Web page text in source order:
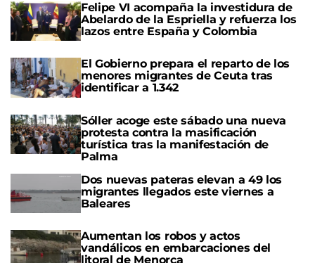
Felipe VI acompaña la investidura de
Abelardo de la Espriella y refuerza los
lazos entre España y Colombia
El Gobierno prepara el reparto de los
menores migrantes de Ceuta tras
identificar a 1.342
Sóller acoge este sábado una nueva
protesta contra la masificación
turística tras la manifestación de
Palma
Dos nuevas pateras elevan a 49 los
migrantes llegados este viernes a
Baleares
Aumentan los robos y actos
vandálicos en embarcaciones del
litoral de Menorca